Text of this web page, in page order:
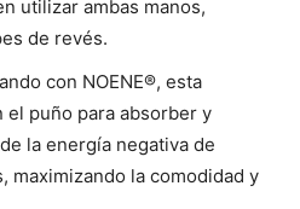
utilizar ambas manos,
de revés.
con NOENE®, esta
el puño para absorber y
la energía negativa de
maximizando la comodidad y